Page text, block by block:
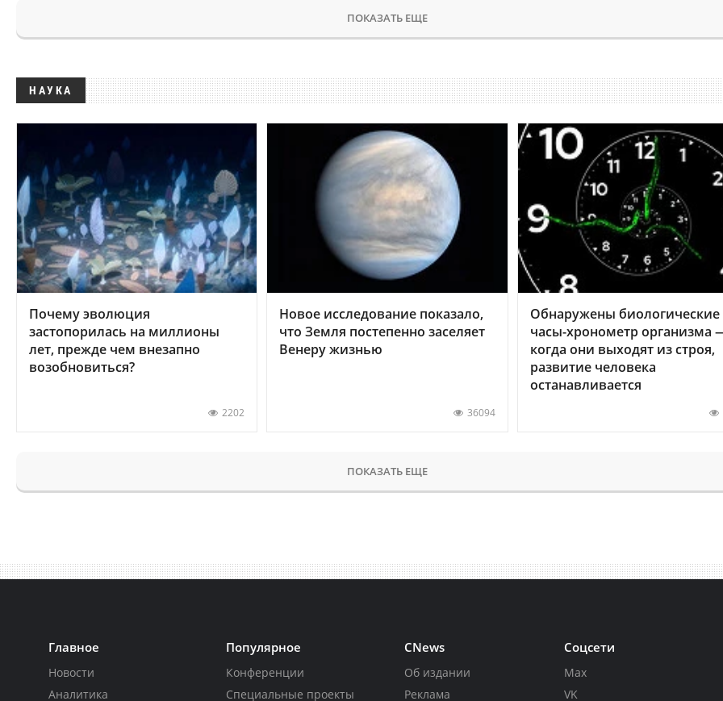
ПОКАЗАТЬ ЕЩЕ
НАУКА
Почему эволюция
застопорилась на миллионы
лет, прежде чем внезапно
возобновиться?
2202
Новое исследование показало,
что Земля постепенно заселяет
Венеру жизнью
36094
Обнаружены биологические
часы-хронометр организма
когда они выходят из строя,
развитие человека
останавливается
ПОКАЗАТЬ ЕЩЕ
Главное
Новости
Аналитика
Популярное
Конференции
Специальные проекты
CNews
Об издании
Реклама
Соцсети
Max
VK